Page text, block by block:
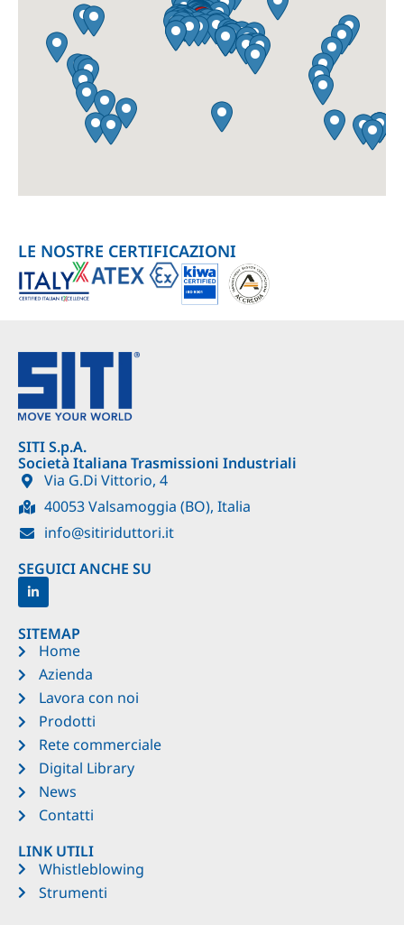
LE NOSTRE CERTIFICAZIONI
SITI S.p.A.
Società Italiana Trasmissioni Industriali
Via G.Di Vittorio, 4
40053 Valsamoggia (BO), Italia
info@sitiriduttori.it
SEGUICI ANCHE SU
SITEMAP
Home
Azienda
Lavora con noi
Prodotti
Rete commerciale
Digital Library
News
Contatti
LINK UTILI
Whistleblowing
Strumenti